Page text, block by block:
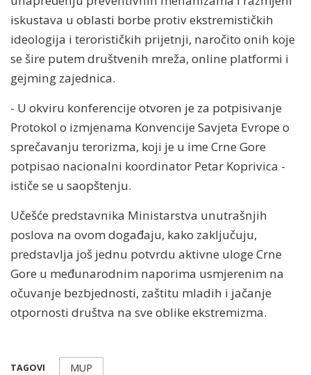
iskustava u oblasti borbe protiv ekstremističkih
ideologija i terorističkih prijetnji, naročito onih koje
se šire putem društvenih mreža, online platformi i
gejming zajednica.
- U okviru konferencije otvoren je za potpisivanje
Protokol o izmjenama Konvencije Savjeta Evrope o
sprečavanju terorizma, koji je u ime Crne Gore
potpisao nacionalni koordinator Petar Koprivica -
ističe se u saopštenju.
Učešće predstavnika Ministarstva unutrašnjih
poslova na ovom događaju, kako zaključuju,
predstavlja još jednu potvrdu aktivne uloge Crne
Gore u međunarodnim naporima usmjerenim na
očuvanje bezbjednosti, zaštitu mladih i jačanje
otpornosti društva na sve oblike ekstremizma.
TAGOVI MUP